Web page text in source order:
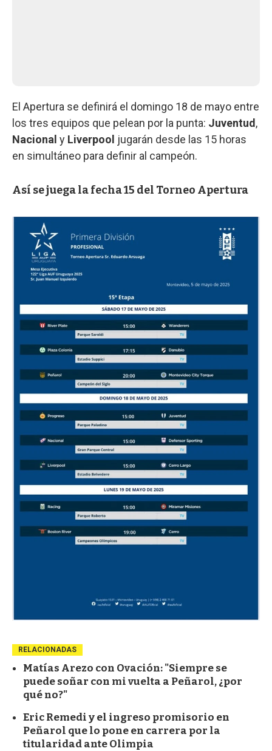
El Apertura se definirá el domingo 18 de mayo entre
los tres equipos que pelean por la punta: Juventud ,
Nacional y Liverpool jugarán desde las 15 horas
en simultáneo para definir al campeón.
Así se juega la fecha 15 del Torneo Apertura
RELACIONADAS
Matías Arezo con Ovación: "Siempre se
puede soñar con mi vuelta a Peñarol, ¿por
qué no?"
Eric Remedi y el ingreso promisorio en
Peñarol que lo pone en carrera por la
titularidad ante Olimpia